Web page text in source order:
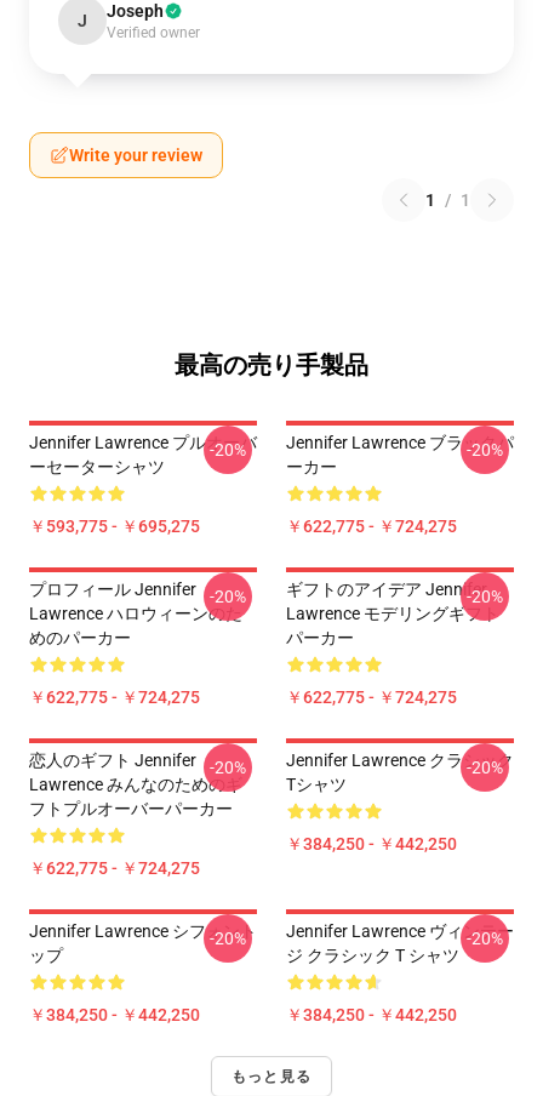
J Joseph
Verified owner
Write your review
1 / 1
最高の売り手製品
Jennifer Lawrence プルオーバ
ーセーターシャツ
￥593,775 - ￥695,275
-20%
Jennifer Lawrence ブラックパ
ーカー
￥622,775 - ￥724,275
-20%
プロフィール Jennifer
Lawrence ハロウィーンのた
めのパーカー
￥622,775 - ￥724,275
-20%
ギフトのアイデア Jennifer
Lawrence モデリングギフト
パーカー
￥622,775 - ￥724,275
-20%
恋人のギフト Jennifer
Lawrence みんなのためのギ
フトプルオーバーパーカー
￥622,775 - ￥724,275
-20%
Jennifer Lawrence クラシック
Tシャツ
￥384,250 - ￥442,250
-20%
Jennifer Lawrence シフォント
ップ
￥384,250 - ￥442,250
-20%
Jennifer Lawrence ヴィンテー
ジ クラシック T シャツ
￥384,250 - ￥442,250
-20%
もっと見る